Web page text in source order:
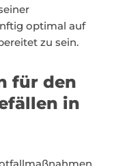
optimal auf
zu sein.
für den
in